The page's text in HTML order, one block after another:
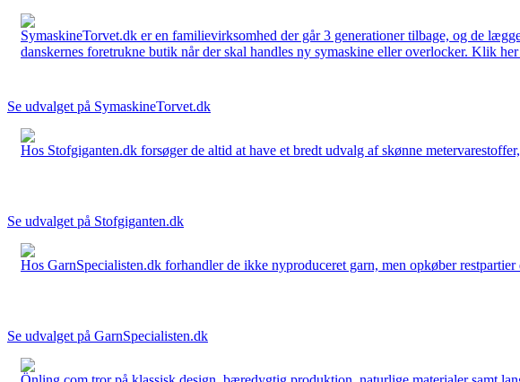
SymaskineTorvet.dk er en familievirksomhed der går 3 generationer tilbage, og de
danskernes foretrukne butik når der skal handles ny symaskine eller overlocker. Klik
Se udvalget på SymaskineTorvet.dk
Hos Stofgiganten.dk forsøger de altid at have et bredt udvalg af skønne
Se udvalget på Stofgiganten.dk
Hos GarnSpecialisten.dk forhandler de ikke nyproduceret garn, men opkøber
Se udvalget på GarnSpecialisten.dk